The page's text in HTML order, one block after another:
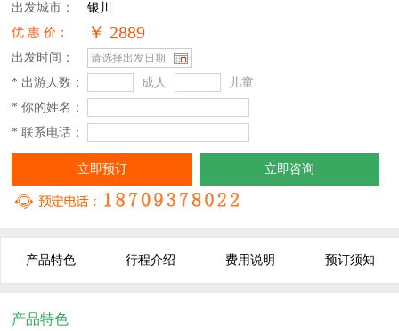
出发城市：
银川
优 惠 价：
￥ 2889
出发时间：
* 出游人数：
成人
儿童
* 你的姓名：
* 联系电话：
立即预订 立即咨询
产品特色 行程介绍 费用说明 预订须知
产品特色